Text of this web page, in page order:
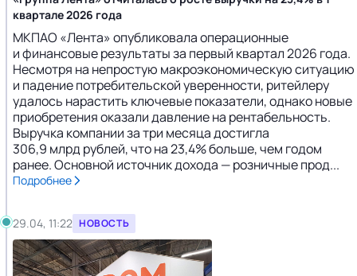
квартале 2026 года
МКПАО «Лента» опубликовала операционные
и финансовые результаты за первый квартал 2026 года.
Несмотря на непростую макроэкономическую ситуацию
и падение потребительской уверенности, ритейлеру
удалось нарастить ключевые показатели, однако новые
приобретения оказали давление на рентабельность.
Выручка компании за три месяца достигла
306,9 млрд рублей, что на 23,4% больше, чем годом
ранее. Основной источник дохода — розничные прод...
Подробнее
29.04, 11:22 НОВОСТЬ